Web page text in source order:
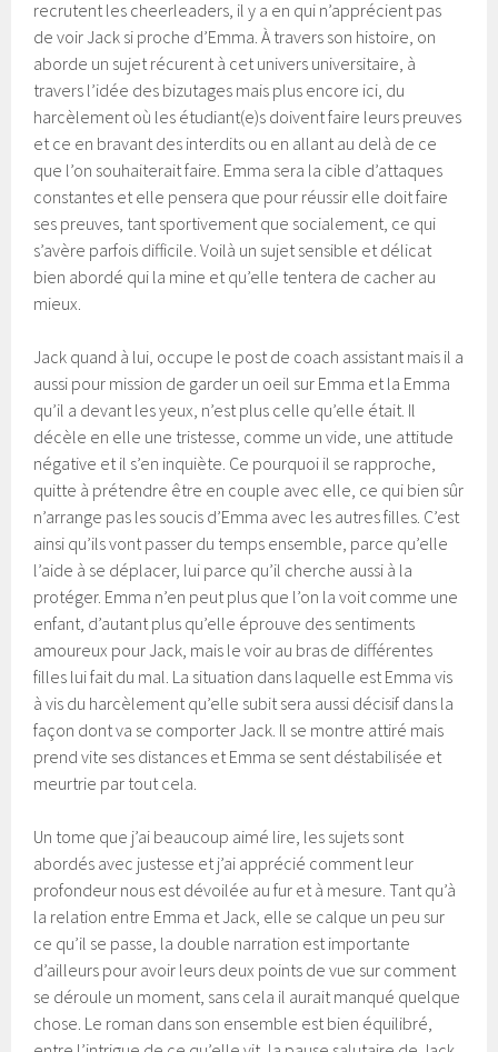
recrutent les cheerleaders, il y a en qui n’apprécient pas
de voir Jack si proche d’Emma. À travers son histoire, on
aborde un sujet récurent à cet univers universitaire, à
travers l’idée des bizutages mais plus encore ici, du
harcèlement où les étudiant(e)s doivent faire leurs preuves
et ce en bravant des interdits ou en allant au delà de ce
que l’on souhaiterait faire. Emma sera la cible d’attaques
constantes et elle pensera que pour réussir elle doit faire
ses preuves, tant sportivement que socialement, ce qui
s’avère parfois difficile. Voilà un sujet sensible et délicat
bien abordé qui la mine et qu’elle tentera de cacher au
mieux.
Jack quand à lui, occupe le post de coach assistant mais il a
aussi pour mission de garder un oeil sur Emma et la Emma
qu’il a devant les yeux, n’est plus celle qu’elle était. Il
décèle en elle une tristesse, comme un vide, une attitude
négative et il s’en inquiète. Ce pourquoi il se rapproche,
quitte à prétendre être en couple avec elle, ce qui bien sûr
n’arrange pas les soucis d’Emma avec les autres filles. C’est
ainsi qu’ils vont passer du temps ensemble, parce qu’elle
l’aide à se déplacer, lui parce qu’il cherche aussi à la
protéger. Emma n’en peut plus que l’on la voit comme une
enfant, d’autant plus qu’elle éprouve des sentiments
amoureux pour Jack, mais le voir au bras de différentes
filles lui fait du mal. La situation dans laquelle est Emma vis
à vis du harcèlement qu’elle subit sera aussi décisif dans la
façon dont va se comporter Jack. Il se montre attiré mais
prend vite ses distances et Emma se sent déstabilisée et
meurtrie par tout cela.
Un tome que j’ai beaucoup aimé lire, les sujets sont
abordés avec justesse et j’ai apprécié comment leur
profondeur nous est dévoilée au fur et à mesure. Tant qu’à
la relation entre Emma et Jack, elle se calque un peu sur
ce qu’il se passe, la double narration est importante
d’ailleurs pour avoir leurs deux points de vue sur comment
se déroule un moment, sans cela il aurait manqué quelque
chose. Le roman dans son ensemble est bien équilibré,